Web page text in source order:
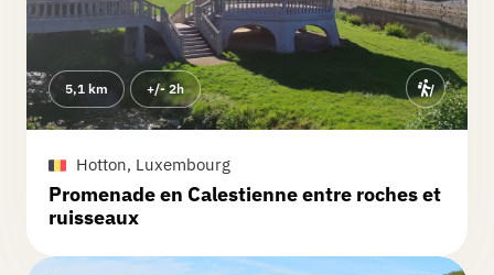
5,1 km +/- 2h
Hotton, Luxembourg
Promenade en Calestienne entre roches et
ruisseaux